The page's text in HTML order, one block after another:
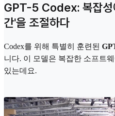
GPT-5 Codex: 복잡성
간'을 조절하다
Codex를 위해 특별히 훈련된
니다. 이 모델은 복잡한 소프트
있는데요.